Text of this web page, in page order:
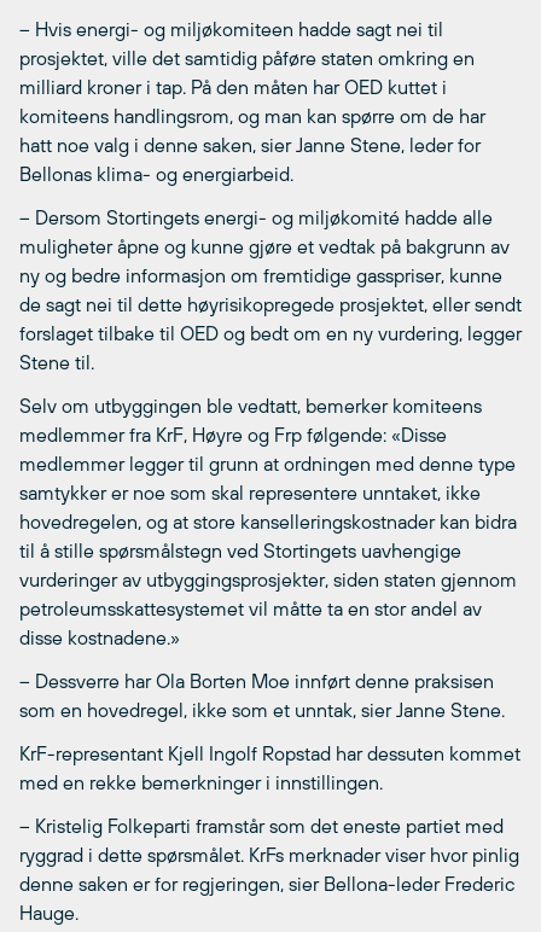
– Hvis energi- og miljøkomiteen hadde sagt nei til
prosjektet, ville det samtidig påføre staten omkring en
milliard kroner i tap. På den måten har OED kuttet i
komiteens handlingsrom, og man kan spørre om de har
hatt noe valg i denne saken, sier Janne Stene, leder for
Bellonas klima- og energiarbeid.
– Dersom Stortingets energi- og miljøkomité hadde alle
muligheter åpne og kunne gjøre et vedtak på bakgrunn av
ny og bedre informasjon om fremtidige gasspriser, kunne
de sagt nei til dette høyrisikopregede prosjektet, eller sendt
forslaget tilbake til OED og bedt om en ny vurdering, legger
Stene til.
Selv om utbyggingen ble vedtatt, bemerker komiteens
medlemmer fra KrF, Høyre og Frp følgende: «Disse
medlemmer legger til grunn at ordningen med denne type
samtykker er noe som skal representere unntaket, ikke
hovedregelen, og at store kanselleringskostnader kan bidra
til å stille spørsmålstegn ved Stortingets uavhengige
vurderinger av utbyggingsprosjekter, siden staten gjennom
petroleumsskattesystemet vil måtte ta en stor andel av
disse kostnadene.»
– Dessverre har Ola Borten Moe innført denne praksisen
som en hovedregel, ikke som et unntak, sier Janne Stene.
KrF-representant Kjell Ingolf Ropstad har dessuten kommet
med en rekke bemerkninger i innstillingen.
– Kristelig Folkeparti framstår som det eneste partiet med
ryggrad i dette spørsmålet. KrFs merknader viser hvor pinlig
denne saken er for regjeringen, sier Bellona-leder Frederic
Hauge.